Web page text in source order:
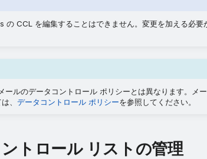
の CCL を編集することはできません。変更を加える必要
ールのデータコントロール ポリシーとは異なります。メ
、 データコントロール ポリシーを参照してください。
トロール リストの管理